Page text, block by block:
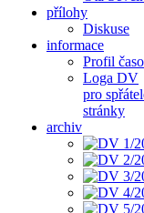
přílohy
Diskuse
informace
Profil
Loga DV
pro
stránky
archiv